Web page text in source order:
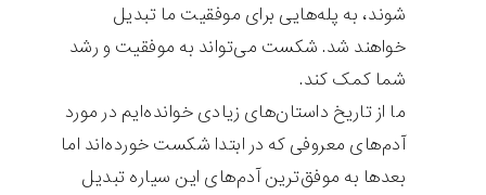
شوند، به پله‌هایی برای موفقیت ما تبدیل
خواهند شد. شکست می‌تواند به موفقیت و رشد
شما کمک کند.
ما از تاریخ داستان‌های زیادی خوانده‌ایم در مورد
آدم‌های معروفی که در ابتدا شکست خورده‌اند اما
بعدها به موفق‌ترین آدم‌های این سیاره تبدیل